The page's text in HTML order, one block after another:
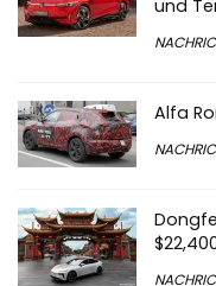
und
Alfa